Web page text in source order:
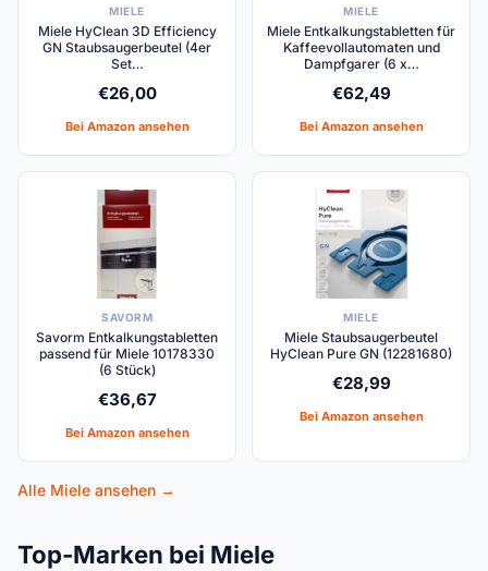
MIELE
Miele HyClean 3D Efficiency
GN Staubsaugerbeutel (4er
Set…
€26,00
Bei Amazon ansehen
MIELE
Miele Entkalkungstabletten für
Kaffeevollautomaten und
Dampfgarer (6 x…
€62,49
Bei Amazon ansehen
SAVORM
Savorm Entkalkungstabletten
passend für Miele 10178330
(6 Stück)
€36,67
Bei Amazon ansehen
MIELE
Miele Staubsaugerbeutel
HyClean Pure GN (12281680)
€28,99
Bei Amazon ansehen
Alle Miele ansehen →
Top-Marken bei Miele